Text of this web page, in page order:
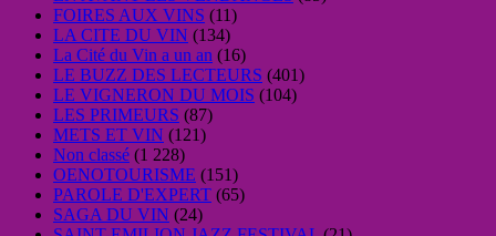
FOIRES AUX VINS (11)
LA CITE DU VIN (134)
La Cité du Vin a un an (16)
LE BUZZ DES LECTEURS (401)
LE VIGNERON DU MOIS (104)
LES PRIMEURS (87)
METS ET VIN (121)
Non classé (1 228)
OENOTOURISME (151)
PAROLE D'EXPERT (65)
SAGA DU VIN (24)